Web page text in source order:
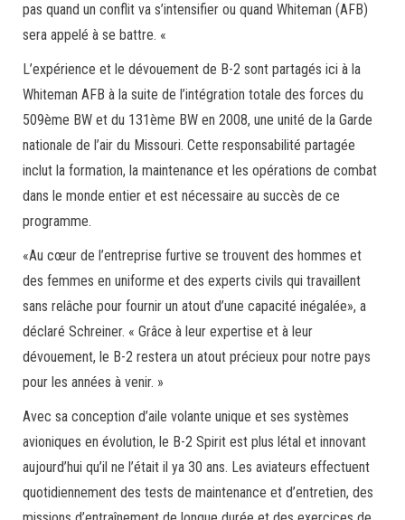
pas quand un conflit va s’intensifier ou quand Whiteman (AFB)
sera appelé à se battre. «
L’expérience et le dévouement de B-2 sont partagés ici à la
Whiteman AFB à la suite de l’intégration totale des forces du
509ème BW et du 131ème BW en 2008, une unité de la Garde
nationale de l’air du Missouri. Cette responsabilité partagée
inclut la formation, la maintenance et les opérations de combat
dans le monde entier et est nécessaire au succès de ce
programme.
«Au cœur de l’entreprise furtive se trouvent des hommes et
des femmes en uniforme et des experts civils qui travaillent
sans relâche pour fournir un atout d’une capacité inégalée», a
déclaré Schreiner. « Grâce à leur expertise et à leur
dévouement, le B-2 restera un atout précieux pour notre pays
pour les années à venir. »
Avec sa conception d’aile volante unique et ses systèmes
avioniques en évolution, le B-2 Spirit est plus létal et innovant
aujourd’hui qu’il ne l’était il ya 30 ans. Les aviateurs effectuent
quotidiennement des tests de maintenance et d’entretien, des